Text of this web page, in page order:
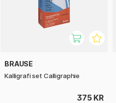
BRAUSE
Kalligrafi set Calligraphie
375 KR